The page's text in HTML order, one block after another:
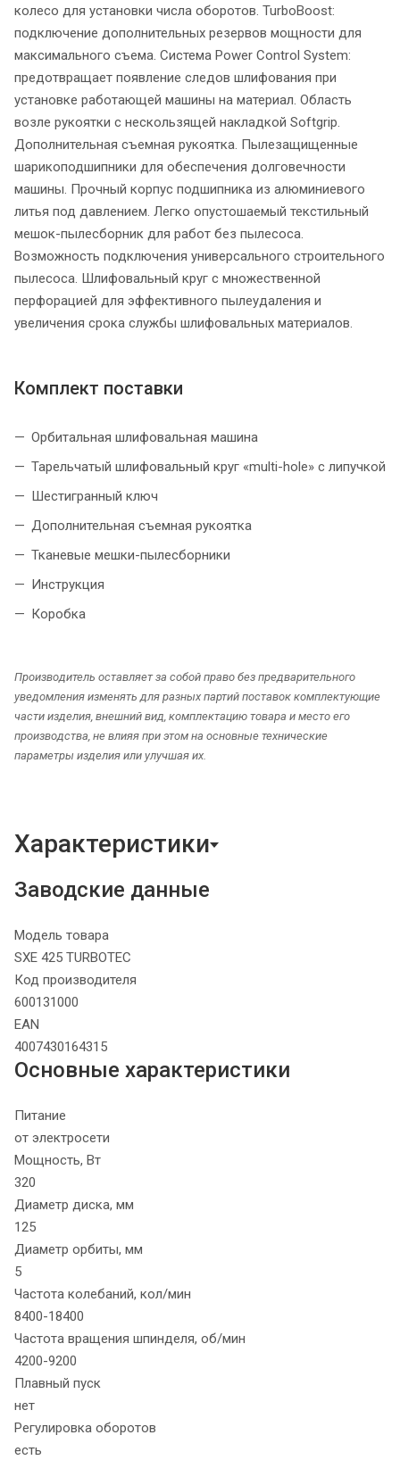
колесо для установки числа оборотов. TurboBoost:
подключение дополнительных резервов мощности для
максимального съема. Система Power Control System:
предотвращает появление следов шлифования при
установке работающей машины на материал. Область
возле рукоятки с нескользящей накладкой Softgrip.
Дополнительная съемная рукоятка. Пылезащищенные
шарикоподшипники для обеспечения долговечности
машины. Прочный корпус подшипника из алюминиевого
литья под давлением. Легко опустошаемый текстильный
мешок-пылесборник для работ без пылесоса.
Возможность подключения универсального строительного
пылесоса. Шлифовальный круг с множественной
перфорацией для эффективного пылеудаления и
увеличения срока службы шлифовальных материалов.
Комплект поставки
Орбитальная шлифовальная машина
Тарельчатый шлифовальный круг «multi-hole» с липучкой
Шестигранный ключ
Дополнительная съемная рукоятка
Тканевые мешки-пылесборники
Инструкция
Коробка
Производитель оставляет за собой право без предварительного
уведомления изменять для разных партий поставок комплектующие
части изделия, внешний вид, комплектацию товара и место его
производства, не влияя при этом на основные технические
параметры изделия или улучшая их.
Характеристики
Заводские данные
Модель товара
SXE 425 TURBOTEC
Код производителя
600131000
EAN
4007430164315
Основные характеристики
Питание
от электросети
Мощность, Вт
320
Диаметр диска, мм
125
Диаметр орбиты, мм
5
Частота колебаний, кол/мин
8400-18400
Частота вращения шпинделя, об/мин
4200-9200
Плавный пуск
нет
Регулировка оборотов
есть